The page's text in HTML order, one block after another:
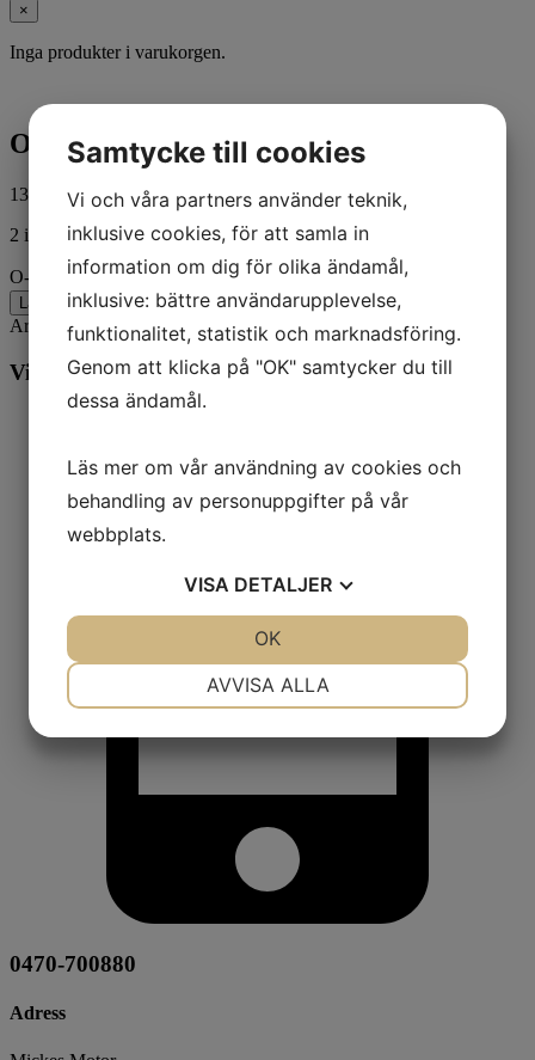
×
Inga produkter i varukorgen.
O-RING
138,00 kr ink. moms
2 i lager
O-RING mängd
Lägg till i varukorg
Artikelnr:8M0087846 Kategorier: Båt, Mercury
Vill du veta mer? Ring oss:
0470-700880
Adress
Samtycke till cookies
Vi och våra partners använder teknik,
inklusive cookies, för att samla in
information om dig för olika ändamål,
inklusive: bättre användarupplevelse,
funktionalitet, statistik och marknadsföring.
Genom att klicka på "OK" samtycker du till
dessa ändamål.
Läs mer om vår användning av cookies och
behandling av personuppgifter på vår
webbplats.
VISA DETALJER
AVVISA ALLA
OK